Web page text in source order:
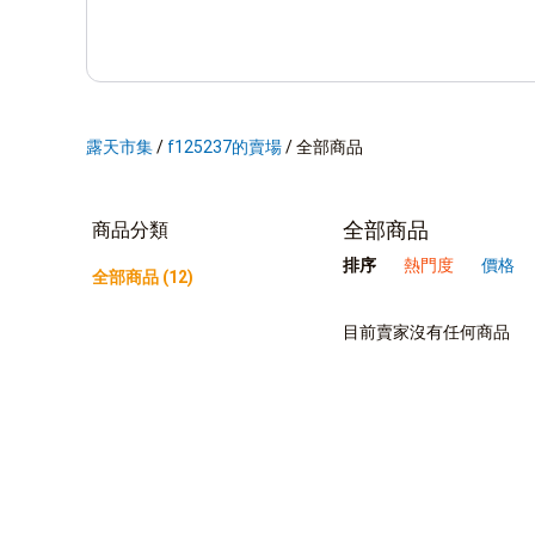
露天市集/ f125237的賣場/全部商品
商品分類
全部商品 (12)
全部商品
排序 熱門度 價格
目前賣家沒有任何商品